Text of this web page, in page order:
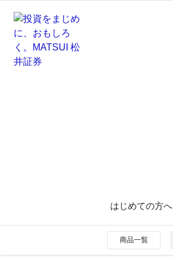
はじめての方へ
商品一覧